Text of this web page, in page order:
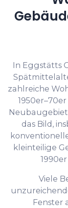
In Eggstätts
zahlreiche
das Bild,
kleinteilige
Viele
Fenster